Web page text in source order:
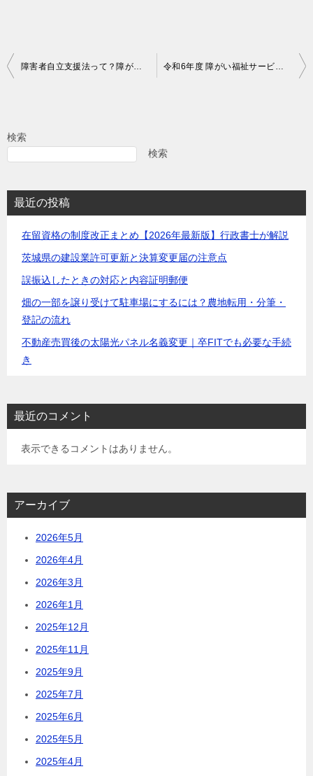
投
ビ
シ
ョ
検索
検索
最近の投稿
在留資格の制度改正まとめ【2026年最新版】行政書士が解説
茨城県の建設業許可更新と決算変更届の注意点
誤振込したときの対応と内容証明郵便
畑の一部を譲り受けて駐車場にするには？農地転用・分筆・
登記の流れ
不動産売買後の太陽光パネル名義変更｜卒FITでも必要な手続
き
最近のコメント
表示できるコメントはありません。
アーカイブ
2026年5月
2026年4月
2026年3月
2026年1月
2025年12月
2025年11月
2025年9月
2025年7月
2025年6月
2025年5月
2025年4月